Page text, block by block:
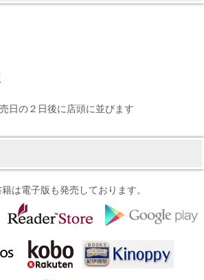
日の２日後に店頭に並びます
は電子版も発売しております。